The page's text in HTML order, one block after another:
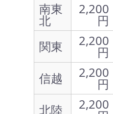
南東
北
2,200
円
関東
2,200
円
信越
2,200
円
北陸
2,200